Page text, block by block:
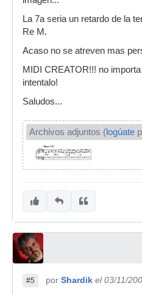
La 7a seria un retardo de la
Re M.
Acaso no se atreven mas
MIDI CREATOR!!! no
intentalo!
Saludos...
Archivos adjuntos (logúate
#5 por Shardik el 03/11/